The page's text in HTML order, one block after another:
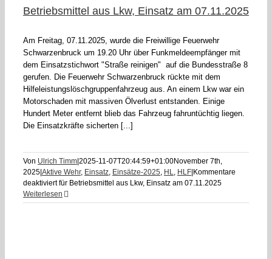
Betriebsmittel aus Lkw, Einsatz am 07.11.2025
Am Freitag, 07.11.2025, wurde die Freiwillige Feuerwehr
Schwarzenbruck um 19.20 Uhr über Funkmeldeempfänger mit
dem Einsatzstichwort "Straße reinigen" auf die Bundesstraße 8
gerufen. Die Feuerwehr Schwarzenbruck rückte mit dem
Hilfeleistungslöschgruppenfahrzeug aus. An einem Lkw war ein
Motorschaden mit massiven Ölverlust entstanden. Einige
Hundert Meter entfernt blieb das Fahrzeug fahruntüchtig liegen.
Die Einsatzkräfte sicherten [...]
Von Ulrich Timm 2025-11-07T20:44:59+01:00November 7th,
2025 Aktive Wehr, Einsatz, Einsätze-2025, HL, HLF Kommentare
deaktiviertfür Betriebsmittel aus Lkw, Einsatz am 07.11.2025
Weiterlesen